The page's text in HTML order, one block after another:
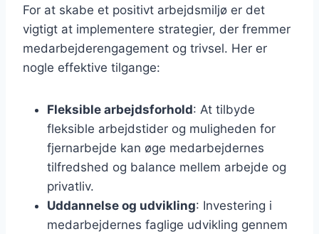
For at skabe et positivt arbejdsmiljø er det
vigtigt at implementere strategier, der fremmer
medarbejderengagement og trivsel. Her er
nogle effektive tilgange:
Fleksible arbejdsforhold: At tilbyde
fleksible arbejdstider og muligheden for
fjernarbejde kan øge medarbejdernes
tilfredshed og balance mellem arbejde og
privatliv.
Uddannelse og udvikling: Investering i
medarbejdernes faglige udvikling gennem